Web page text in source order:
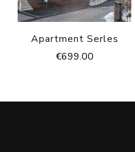
Apartment Serles
€699.00